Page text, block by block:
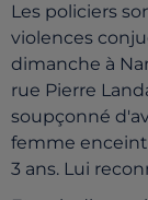
Les policiers
violences
dimanche à
rue Pierre
soupçonné
femme
3 ans. Lui